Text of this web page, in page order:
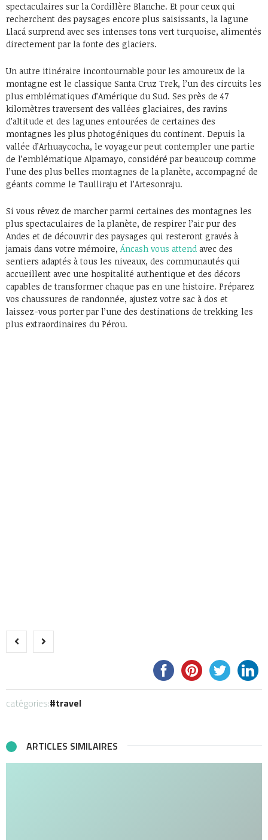
spectaculaires sur la Cordillère Blanche. Et pour ceux qui
recherchent des paysages encore plus saisissants, la lagune
Llacá surprend avec ses intenses tons vert turquoise, alimentés
directement par la fonte des glaciers.
Un autre itinéraire incontournable pour les amoureux de la
montagne est le classique Santa Cruz Trek, l’un des circuits les
plus emblématiques d’Amérique du Sud. Ses près de 47
kilomètres traversent des vallées glaciaires, des ravins
d’altitude et des lagunes entourées de certaines des
montagnes les plus photogéniques du continent. Depuis la
vallée d’Arhuaycocha, le voyageur peut contempler une partie
de l’emblématique Alpamayo, considéré par beaucoup comme
l’une des plus belles montagnes de la planète, accompagné de
géants comme le Taulliraju et l’Artesonraju.
Si vous rêvez de marcher parmi certaines des montagnes les
plus spectaculaires de la planète, de respirer l’air pur des
Andes et de découvrir des paysages qui resteront gravés à
jamais dans votre mémoire,Áncash vous attend avec des
sentiers adaptés à tous les niveaux, des communautés qui
accueillent avec une hospitalité authentique et des décors
capables de transformer chaque pas en une histoire. Préparez
vos chaussures de randonnée, ajustez votre sac à dos et
laissez-vous porter par l’une des destinations de trekking les
plus extraordinaires du Pérou.
catégories: travel
ARTICLES SIMILAIRES